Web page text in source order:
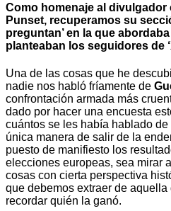
Como homenaje al divulgador
Punset, recuperamos su
preguntan’ en la que
planteaban los seguidores de
Una de las cosas que he
nadie nos habló fríamente de
confrontación armada más
dado por hacer una encuesta
cuántos se les había hablado
única manera de salir de la
puesto de manifiesto los
elecciones europeas, sea mirar
cosas con cierta perspectiva
que debemos extraer de
recordar quién la ganó.